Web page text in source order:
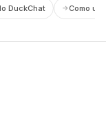
DuckChat Como